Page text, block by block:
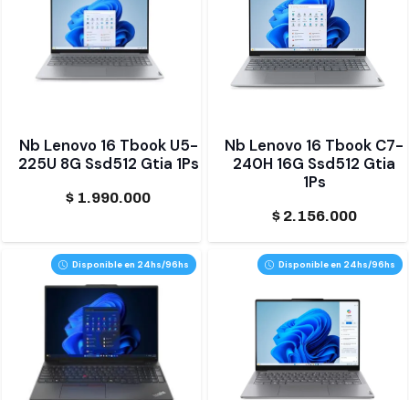
Nb Lenovo 16 Tbook U5-
225U 8G Ssd512 Gtia 1Ps
$ 1.990.000
Nb Lenovo 16 Tbook C7-
240H 16G Ssd512 Gtia
1Ps
$2.156.000
Disponible en 24hs/96hs Disponible en 24hs/96hs